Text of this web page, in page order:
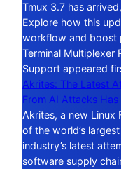
Tmux 3.7 has
Explore how this
workflow and boost
Terminal Multiplexer
Support appeared
Akrites: The Latest
From AI Attacks Has
Akrites, a new Linux
of the world’s
industry’s latest
software supply